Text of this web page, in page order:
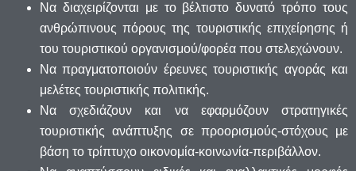
Να διαχειρίζονται με το βέλτιστο δυνατό τρόπο τους
ανθρώπινους πόρους της τουριστικής επιχείρησης ή
του τουριστικού οργανισμού/φορέα που στελεχώνουν.
Να πραγματοποιούν έρευνες τουριστικής αγοράς και
μελέτες τουριστικής πολιτικής.
Να σχεδιάζουν και να εφαρμόζουν στρατηγικές
τουριστικής ανάπτυξης σε προορισμούς-στόχους με
βάση το τρίπτυχο οικονομία-κοινωνία-περιβάλλον.